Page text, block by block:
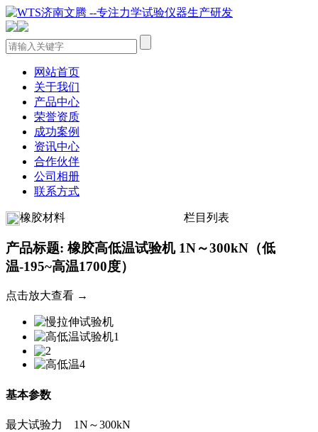
网站首页
关于我们
产品中心
荣誉资质
成功案例
资讯中心
合作伙伴
公司相册
联系方式
橡胶材料 栏目列表
产品标题: 橡胶高低温试验机 1N～300kN（低
温-195~高温1700度）
点击放大查看 →
基本参数
最大试验力 1N～300kN